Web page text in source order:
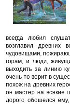
всегда любил
возглавил
чудовищами,
горам, и люди,
выходить за линию
очень-то верит в
похож на древних
он мастер на всякие
дорого обошелся